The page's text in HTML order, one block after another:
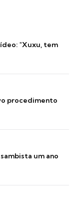
"Xuxu, tem
procedimento
um ano